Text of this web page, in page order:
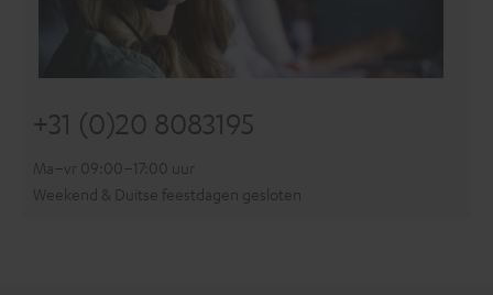
+31 (0)20 8083195
Ma–vr 09:00–17:00 uur
Weekend & Duitse feestdagen gesloten